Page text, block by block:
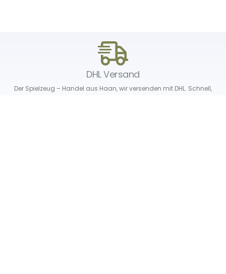
DHL Versand
Der Spielzeug – Handel aus Haan, wir versenden mit DHL. Schnell,